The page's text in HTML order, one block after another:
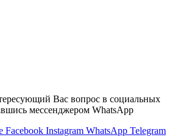
Вас вопрос в социальных
мессенджером WhatsApp
Facebook Instagram WhatsApp Telegram